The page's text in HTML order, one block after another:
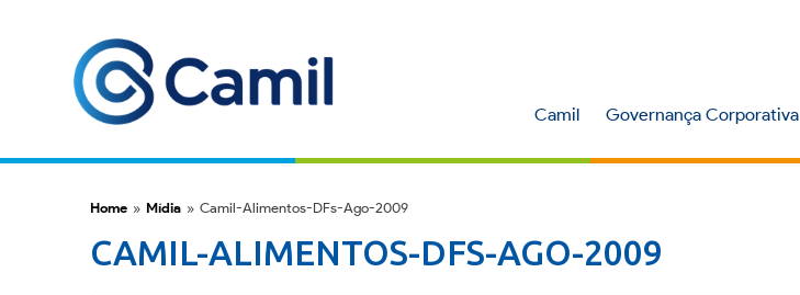
Camil Governança Corporativa
Home » Mídia » Camil-Alimentos-DFs-Ago-2009
CAMIL-ALIMENTOS-DFS-AGO-2009